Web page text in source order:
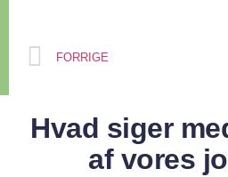
FORRIGE
Hvad siger
af vores